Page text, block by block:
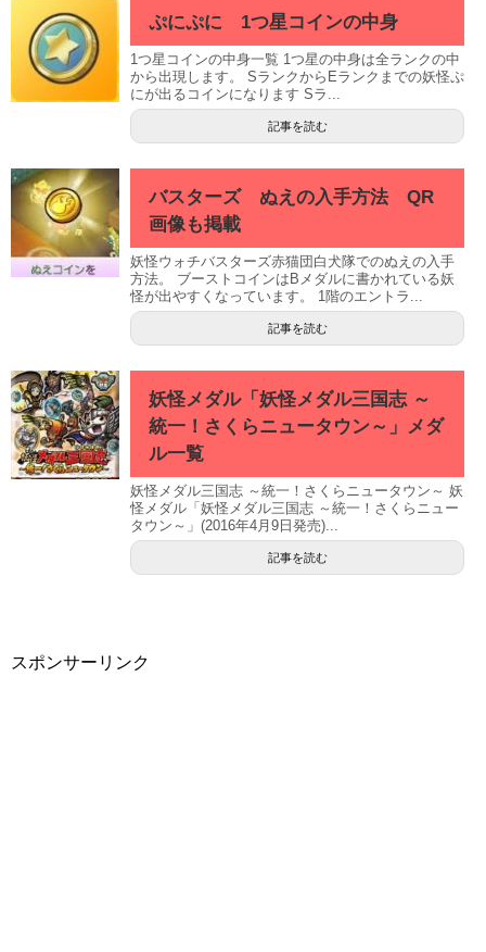
ぷにぷに 1つ星コインの中身
1つ星コインの中身一覧 1つ星の中身は全ランクの中
から出現します。 SランクからEランクまでの妖怪ぷ
にが出るコインになります Sラ...
記事を読む
バスターズ ぬえの入手方法 QR
画像も掲載
妖怪ウォチバスターズ赤猫団白犬隊でのぬえの入手
方法。 ブーストコインはBメダルに書かれている妖
怪が出やすくなっています。 1階のエントラ...
記事を読む
妖怪メダル「妖怪メダル三国志 ～
統一！さくらニュータウン～」メダ
ル一覧
妖怪メダル三国志 ～統一！さくらニュータウン～ 妖
怪メダル「妖怪メダル三国志 ～統一！さくらニュー
タウン～」(2016年4月9日発売)...
記事を読む
スポンサーリンク